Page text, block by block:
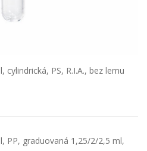
PS, R.I.A., bez lemu
PP, graduovaná 1,25/2/2,5 ml,